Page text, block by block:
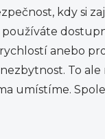
kdy si
používáte
anebo
To
umístíme.